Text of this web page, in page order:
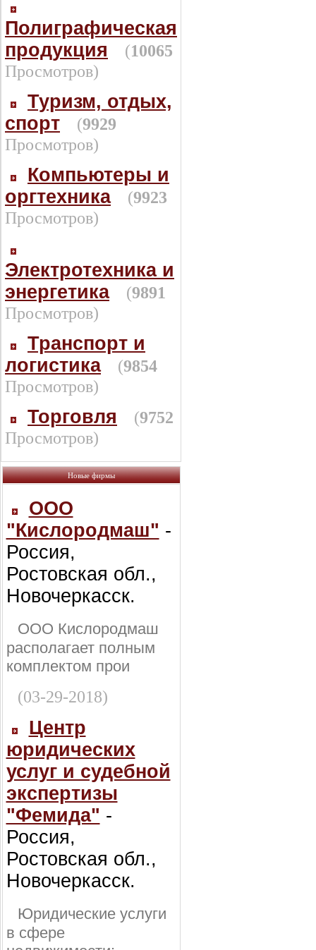
Полиграфическая
продукция
(10065
Просмотров)
Туризм, отдых,
спорт
(9929
Просмотров)
Компьютеры и
оргтехника
(9923
Просмотров)
Электротехника и
энергетика
(9891
Просмотров)
Транспорт и
логистика
(9854
Просмотров)
Торговля (9752
Просмотров)
Новые фирмы
ООО
"Кислородмаш" -
Россия,
Ростовская обл.,
Новочеркасск.
ООО Кислородмаш
располагает полным
комплектом прои
(03-29-2018)
Центр
юридических
услуг и судебной
экспертизы
"Фемида" -
Россия,
Ростовская обл.,
Новочеркасск.
Юридические услуги
в сфере